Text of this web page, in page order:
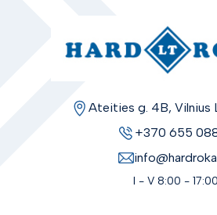
Ateities g. 4B, Vilnius
+370 655
I - V 8:00 - 17:00